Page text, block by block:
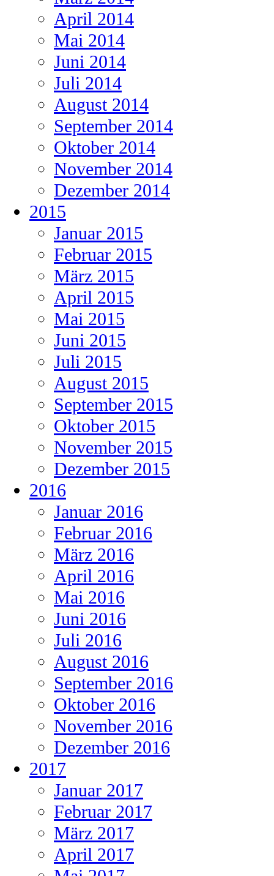
April 2014
Mai 2014
Juni 2014
Juli 2014
August 2014
September 2014
Oktober 2014
November 2014
Dezember 2014
2015
Januar 2015
Februar 2015
März 2015
April 2015
Mai 2015
Juni 2015
Juli 2015
August 2015
September 2015
Oktober 2015
November 2015
Dezember 2015
2016
Januar 2016
Februar 2016
März 2016
April 2016
Mai 2016
Juni 2016
Juli 2016
August 2016
September 2016
Oktober 2016
November 2016
Dezember 2016
2017
Januar 2017
Februar 2017
März 2017
April 2017